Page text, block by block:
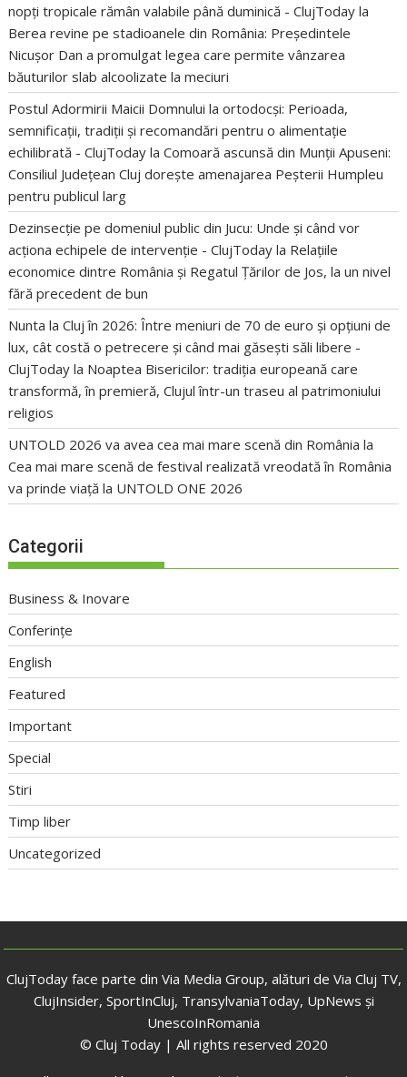
nopți tropicale rămân valabile până duminică - ClujToday la
Berea revine pe stadioanele din România: Președintele
Nicușor Dan a promulgat legea care permite vânzarea
băuturilor slab alcoolizate la meciuri
Postul Adormirii Maicii Domnului la ortodocși: Perioada,
semnificații, tradiții și recomandări pentru o alimentație
echilibrată - ClujToday laComoară ascunsă din Munții Apuseni:
Consiliul Județean Cluj dorește amenajarea Peșterii Humpleu
pentru publicul larg
Dezinsecție pe domeniul public din Jucu: Unde și când vor
acționa echipele de intervenție - ClujToday la Relațiile
economice dintre România și Regatul Țărilor de Jos, la un nivel
fără precedent de bun
Nunta la Cluj în 2026: Între meniuri de 70 de euro și opțiuni de
lux, cât costă o petrecere și când mai găsești săli libere -
ClujToday la Noaptea Bisericilor: tradiția europeană care
transformă, în premieră, Clujul într-un traseu al patrimoniului
religios
UNTOLD 2026 va avea cea mai mare scenă din România la
Cea mai mare scenă de festival realizată vreodată în România
va prinde viață la UNTOLD ONE 2026
Categorii
Business & Inovare
Conferințe
English
Featured
Important
Special
Stiri
Timp liber
Uncategorized
ClujToday face parte din Via Media Group, alături de Via Cluj TV,
ClujInsider, SportInCluj, TransylvaniaToday, UpNews și
UnescoInRomania
© Cluj Today | All rights reserved 2020